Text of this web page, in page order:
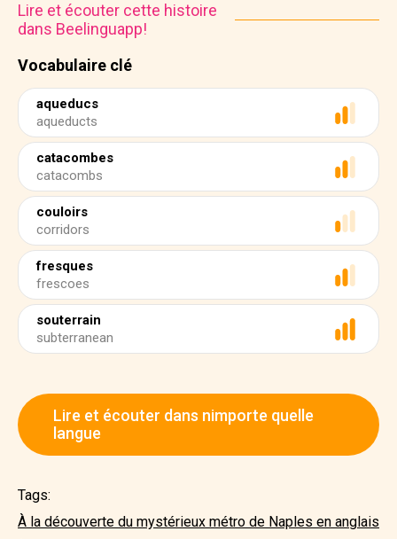
Vocabulaire clé
aqueducs
aqueducts
catacombes
catacombs
couloirs
corridors
fresques
frescoes
souterrain
subterranean
Lire et écouter cette histoire
dans Beelinguapp!
Lire et écouter dans nimporte quelle
langue
Tags:
À la découverte du mystérieux métro de Naples en anglais